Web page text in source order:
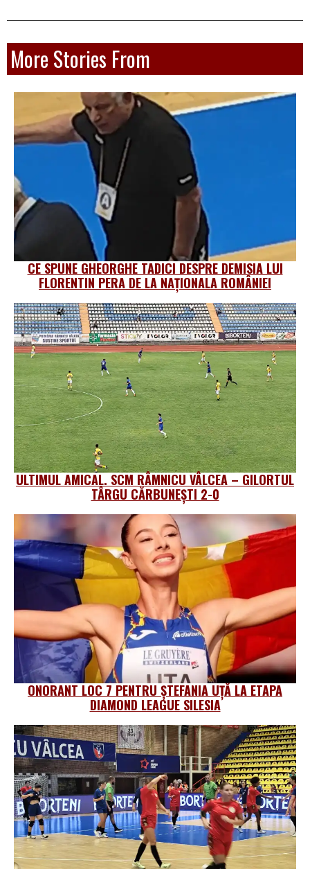
More Stories From
CE SPUNE GHEORGHE TADICI DESPRE DEMISIA LUI
FLORENTIN PERA DE LA NAȚIONALA ROMÂNIEI
ULTIMUL AMICAL. SCM RÂMNICU VÂLCEA – GILORTUL
TÂRGU CĂRBUNEȘTI 2-0
ONORANT LOC 7 PENTRU ȘTEFANIA UȚĂ LA ETAPA
DIAMOND LEAGUE SILESIA